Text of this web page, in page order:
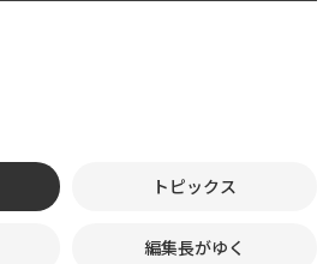
トピックス
編集長がゆく